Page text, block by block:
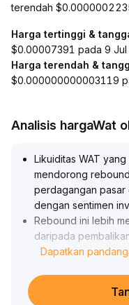
terendah
Harga tertinggi &
$0.00007391 pada 9
Harga terendah &
$0.000000000003119
Analisis hargaWat
Likuiditas WAT
mendorong
perdagangan pasar
dengan sentimen
Rebound ini lebih
daripada
Harga saat ini
pergerakan utama
belum secara
(disarankan
Dapatkan